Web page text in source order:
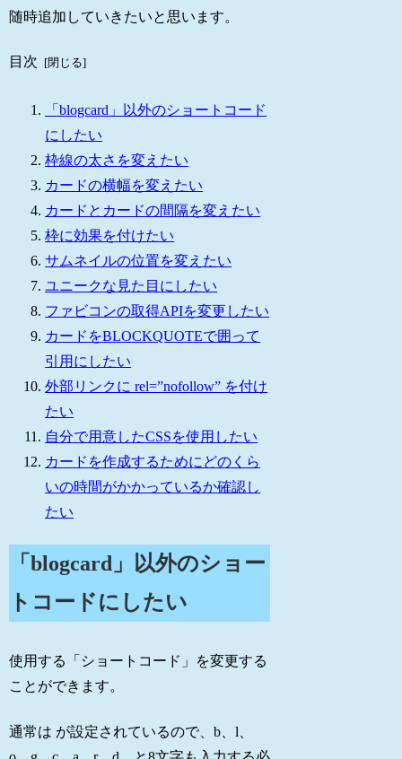
随時追加していきたいと思います。
目次
「blogcard」以外のショートコード
にしたい
枠線の太さを変えたい
カードの横幅を変えたい
カードとカードの間隔を変えたい
枠に効果を付けたい
サムネイルの位置を変えたい
ユニークな見た目にしたい
ファビコンの取得APIを変更したい
カードをBLOCKQUOTEで囲って
引用にしたい
外部リンクに rel=”nofollow” を付け
たい
自分で用意したCSSを使用したい
カードを作成するためにどのくら
いの時間がかかっているか確認し
たい
「blogcard」以外のショー
トコードにしたい
使用する「ショートコード」を変更する
ことができます。
通常は が設定されているので、b、l、